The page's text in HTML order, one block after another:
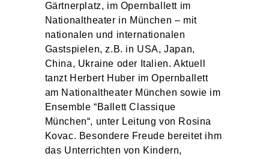
Gärtnerplatz, im Opernballett im
Nationaltheater in München – mit
nationalen und internationalen
Gastspielen, z.B. in USA, Japan,
China, Ukraine oder Italien. Aktuell
tanzt Herbert Huber im Opernballett
am Nationaltheater München sowie im
Ensemble “Ballett Classique
München“, unter Leitung von Rosina
Kovac. Besondere Freude bereitet ihm
das Unterrichten von Kindern,